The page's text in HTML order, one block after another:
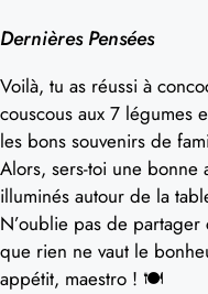
Dernières Pensées
Voilà, tu as réussi à
couscous aux 7
les bons souvenirs de
Alors, sers-toi une bonne
illuminés autour de la
N’oublie pas de
que rien ne vaut le
appétit, maestro ! 🍽️